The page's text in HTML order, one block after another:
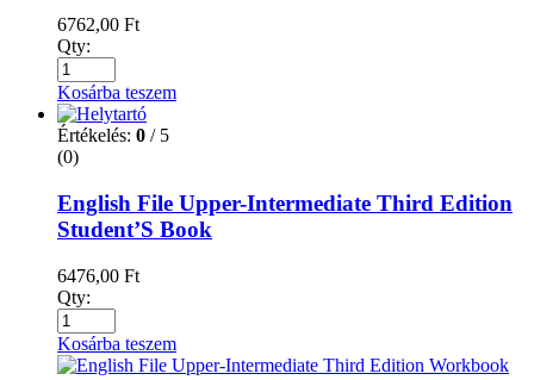
6762,00 Ft
Qty:
Kosárba teszem
Értékelés: 0 / 5
(0)
English File Upper-Intermediate Third Edition
Student’S Book
6476,00 Ft
Qty:
Kosárba teszem